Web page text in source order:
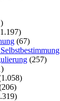
(67)
(257)